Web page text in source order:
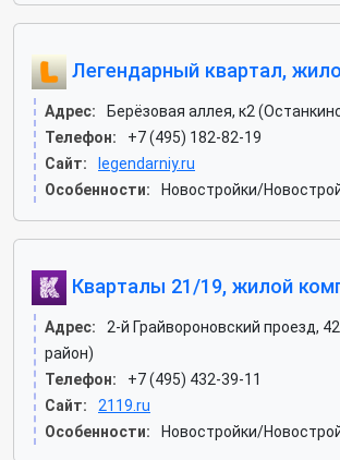
Легендарный квартал,
Адрес:
Берёзовая аллея, к2
Телефон:
+7 (495) 182-82-19
Сайт:
legendarniy.ru
Особенности:
Новостройки/
Кварталы 21/19, жилой
Адрес:
2-й Грайвороновский проезд,
район)
Телефон:
+7 (495) 432-39-11
Сайт:
2119.ru
Особенности:
Новостройки/